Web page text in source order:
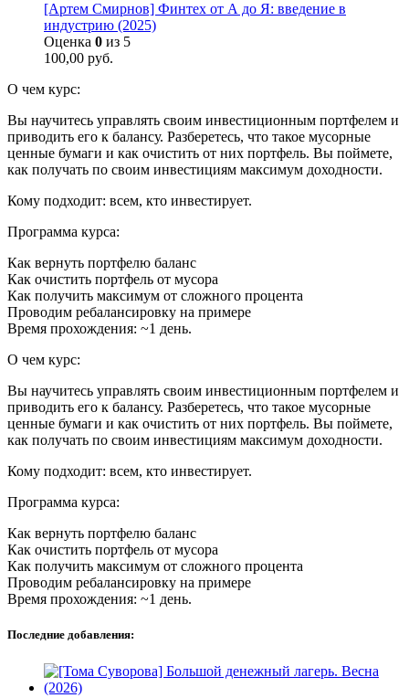
[Артем Смирнов] Финтех от А до Я: введение в
индустрию (2025)
Оценка 0 из 5
100,00 руб.
О чем курс:
Вы научитесь управлять своим инвестиционным портфелем и
приводить его к балансу. Разберетесь, что такое мусорные
ценные бумаги и как очистить от них портфель. Вы поймете,
как получать по своим инвестициям максимум доходности.
Кому подходит: всем, кто инвестирует.
Программа курса:
Как вернуть портфелю баланс
Как очистить портфель от мусора
Как получить максимум от сложного процента
Проводим ребалансировку на примере
Время прохождения: ~1 день.
О чем курс:
Вы научитесь управлять своим инвестиционным портфелем и
приводить его к балансу. Разберетесь, что такое мусорные
ценные бумаги и как очистить от них портфель. Вы поймете,
как получать по своим инвестициям максимум доходности.
Кому подходит: всем, кто инвестирует.
Программа курса:
Как вернуть портфелю баланс
Как очистить портфель от мусора
Как получить максимум от сложного процента
Проводим ребалансировку на примере
Время прохождения: ~1 день.
Последние добавления: